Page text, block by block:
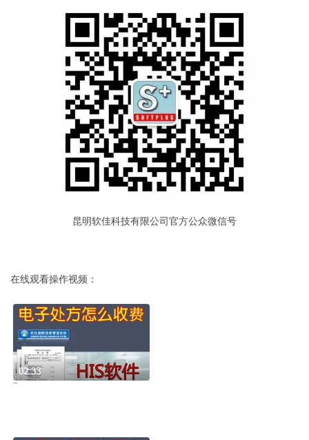
昆明软佳科技有限公司官方公众微信号
在线观看操作视频：